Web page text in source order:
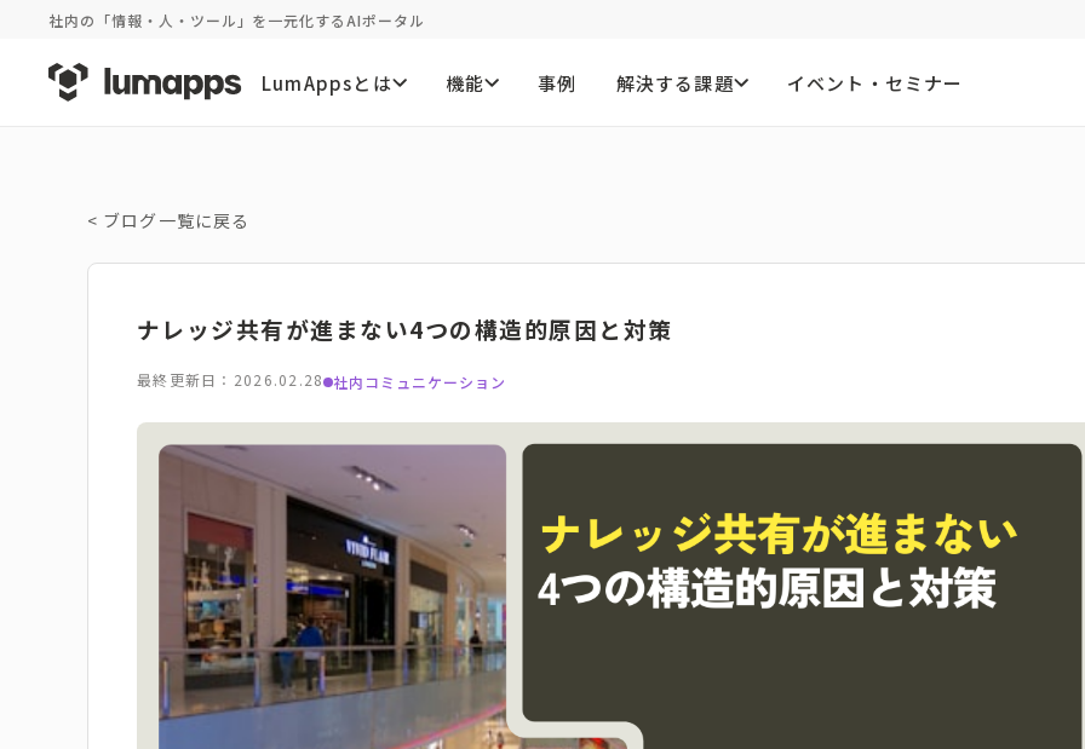
社内の「情報・人・ツール」を一元化するAIポータル
LumAppsとは 機能 事例 解決する課題 イベント・セミナー
< ブログ一覧に戻る
ナレッジ共有が進まない4つの構造的原因と対策
最終更新日：2026.02.28 社内コミュニケーション